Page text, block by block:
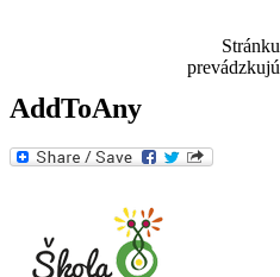
Stránku
prevádzkujú
AddToAny